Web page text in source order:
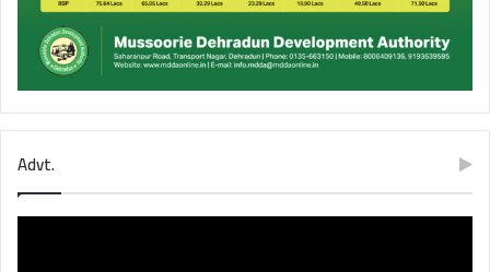
Advt.